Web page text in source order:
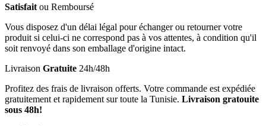
Satisfait ou Remboursé
Vous disposez d'un délai légal pour échanger ou retourner votre
produit si celui-ci ne correspond pas à vos attentes, à condition qu'il
soit renvoyé dans son emballage d'origine intact.
Livraison Gratuite 24h/48h
Profitez des frais de livraison offerts. Votre commande est expédiée
gratuitement et rapidement sur toute la Tunisie. Livraison gratouite
sous 48h!